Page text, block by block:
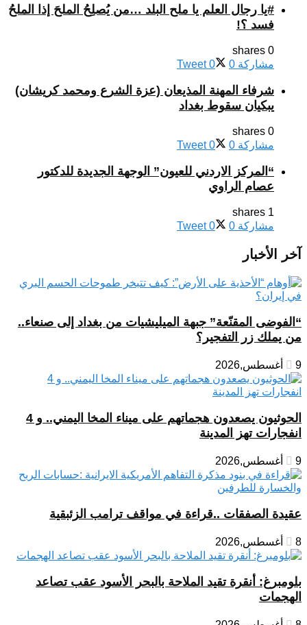
#يا رجال العلم يا ملح البلد …من يُصلِحُ الملحَ إذا الملحُ
فسد ؟!
0 shares
مشاركة 0
Tweet 0
شرفاء المهنة المذيعان (عزة الشرع ومحمد كريشان)
يبكيان سقوط بغداد
0 shares
مشاركة 0
Tweet 0
“المركز الاردني للعيون” الوجهة الجديدة للدكتور
عصام الراوي
1 shares
مشاركة 0
Tweet 0
آخر الأخبار
“الفوضى المقنّعة” جبهة الميليشيات من بغداد إلى صنعاء..
من يملك زر التفجير؟
9 أغسطس,2026
الحوثيون يصعدون هجماتهم على ميناء المخا اليمني.. و 4
انفجارات تهز المدينة
9 أغسطس,2026
عقيدة الصفقات ..قراءة في مواقف ترامب الزئبقية
8 أغسطس,2026
بلومبرغ: أنقرة تقيد الملاحة بالبحر الأسود عقب تصاعد
الهجمات